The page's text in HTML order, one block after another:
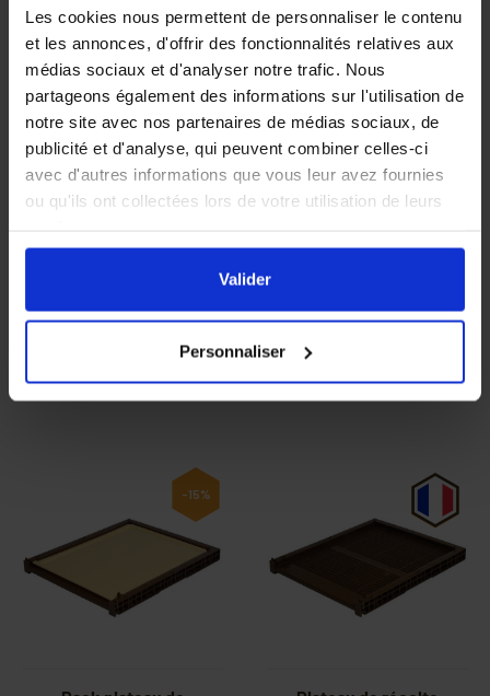
Les cookies nous permettent de personnaliser le contenu
et les annonces, d'offrir des fonctionnalités relatives aux
médias sociaux et d'analyser notre trafic. Nous
partageons également des informations sur l'utilisation de
notre site avec nos partenaires de médias sociaux, de
publicité et d'analyse, qui peuvent combiner celles-ci
avec d'autres informations que vous leur avez fournies
ou qu'ils ont collectées lors de votre utilisation de leurs
En cliquant sur le boutonValidervous acceptez
l'ensemble des cookies de notre site ainsi que ceux de
nos partenaires. Vous pouvez également choisir les
Valider
Personnaliser
2,40 € 1,90 €
-15%